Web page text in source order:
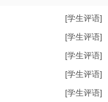
[学生评语]
[学生评语]
[学生评语]
[学生评语]
[学生评语]